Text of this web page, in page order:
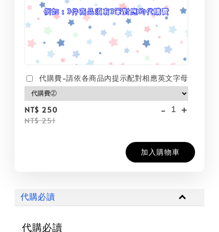
代購費-請依各商品內提示配對相應英文字母
NT$ 250
NT$ 251
- +
加入購物車
代購必讀
代購必讀